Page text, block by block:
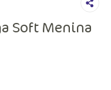
Soft Menina